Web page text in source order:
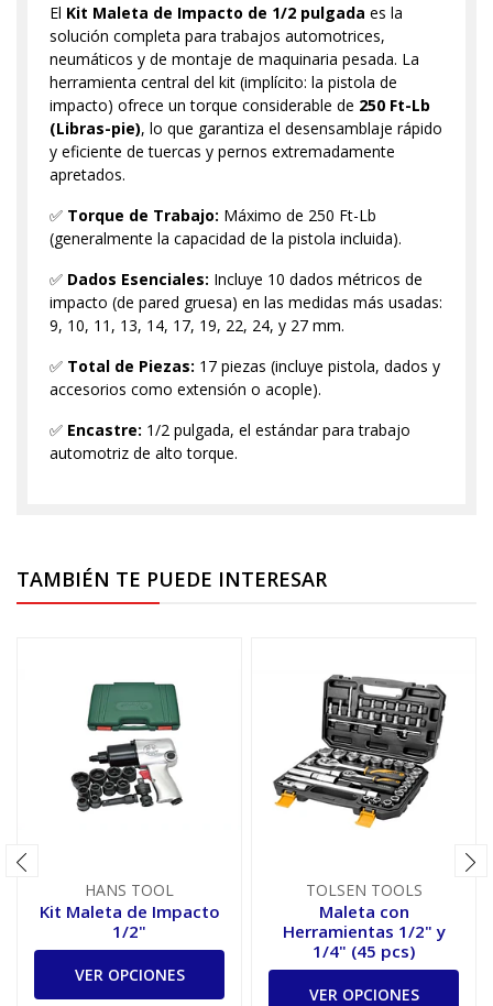
El Kit Maleta de Impacto de 1/2 pulgada es la
solución completa para trabajos automotrices,
neumáticos y de montaje de maquinaria pesada. La
herramienta central del kit (implícito: la pistola de
impacto) ofrece un torque considerable de 250 Ft-Lb
(Libras-pie), lo que garantiza el desensamblaje rápido
y eficiente de tuercas y pernos extremadamente
apretados.
✅ Torque de Trabajo: Máximo de 250 Ft-Lb
(generalmente la capacidad de la pistola incluida).
✅ Dados Esenciales: Incluye 10 dados métricos de
impacto (de pared gruesa) en las medidas más usadas:
9, 10, 11, 13, 14, 17, 19, 22, 24, y 27 mm.
✅ Total de Piezas: 17 piezas (incluye pistola, dados y
accesorios como extensión o acople).
✅ Encastre: 1/2 pulgada, el estándar para trabajo
automotriz de alto torque.
TAMBIÉN TE PUEDE INTERESAR
HANS TOOL
Kit Maleta de Impacto
1/2"
VER OPCIONES
TOLSEN TOOLS
Maleta con
Herramientas 1/2" y
1/4" (45 pcs)
VER OPCIONES